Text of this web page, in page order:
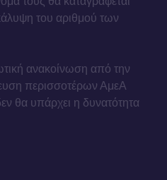
του αριθμού των
ανακοίνωση από την
περισσοτέρων ΑμεΑ
θα υπάρχει η δυνατότητα